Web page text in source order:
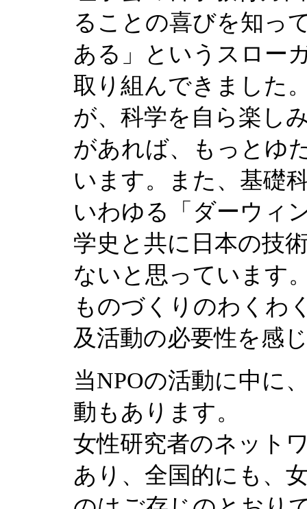
ることの喜びを知っ
ある」というスロー
取り組んできました
が、科学を自ら楽し
があれば、もっとゆ
います。また、基礎
いわゆる「ダーウィ
学史と共に日本の技
ないと思っています
ものづくりのわくわ
及活動の必要性を感
当NPOの活動に中に
動もあります。
女性研究者のネット
あり、全国的にも、